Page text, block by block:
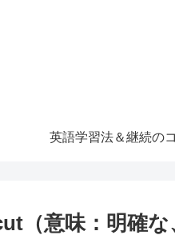
英語学習法＆継続の
（意味：明確な